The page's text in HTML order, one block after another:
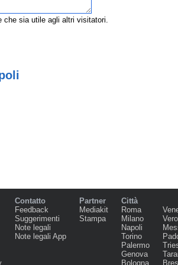
che sia utile agli altri visitatori.
Contatto
Feedback
Suggerimenti
Note legali
Note legali App
Partner
Mediakit
Stampa
Città
Roma
Milano
Napoli
Torino
Palermo
Genova
Bologna